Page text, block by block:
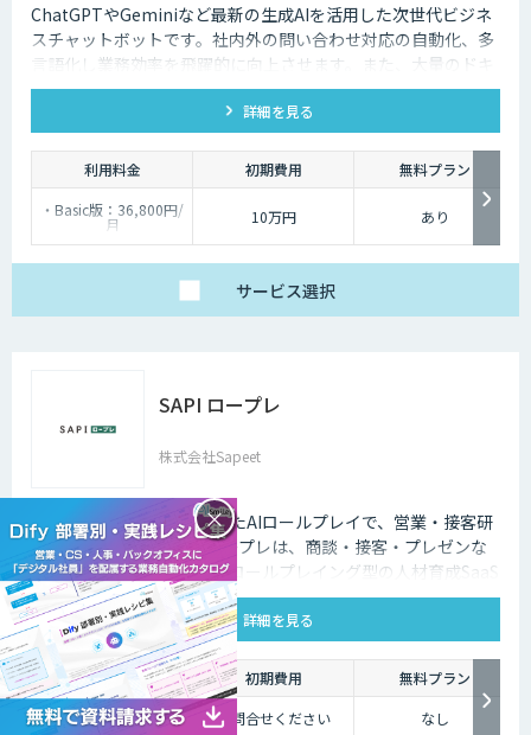
ChatGPTやGeminiなど最新の生成AIを活用した次世代ビジネ
スチャットボットです。社内外の問い合わせ対応の自動化、多
言語化し業務効率を飛躍的に向上させます。また、大量のドキ
ュメントから必要な情報を特定する機能により、情報検索の手
間を大幅に削減します。加えて、ボットごとに特徴付けを行う
ことが可能となりボットの個性ある自然な会話を実現します。
詳細を見る
利用料金 初期費用
無料プラン
・Basic版：36,800円/
月
・Professional版：
・Enterprise版：個別
見積もり
10万円 あり
サービス選択
SAPI ロープレ
株式会社Sapeet
リアルな顧客対応を再現したAIロールプレイで、営業・接客研
修の成果を可視化 SAPI ロープレは、商談・接客・プレゼンな
どのシナリオに対応したAIロールプレイング型の人材育成SaaS
です。 AIアバターとの実践トレーニングと動画フィードバック
により、新人・中途スタッフの早期戦力化と教育の属人化解消
を支援します。
詳細を見る
利用料金 初期費用
無料プラン
お問合せください
お問合せください なし
×